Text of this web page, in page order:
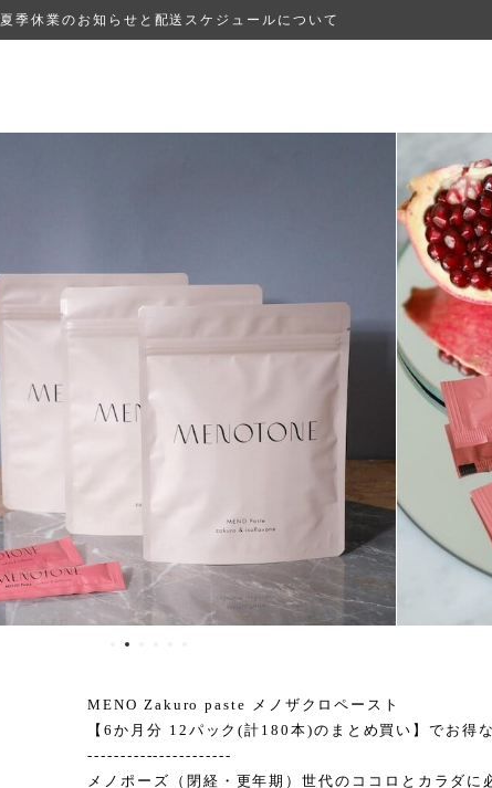
夏季休業のお知らせと配送スケジュールについて
MENO Zakuro paste メノザクロペースト
【6か月分 12パック(計180本)のまとめ買い】でお得
----------------------
メノポーズ（閉経・更年期）世代のココロとカラダに